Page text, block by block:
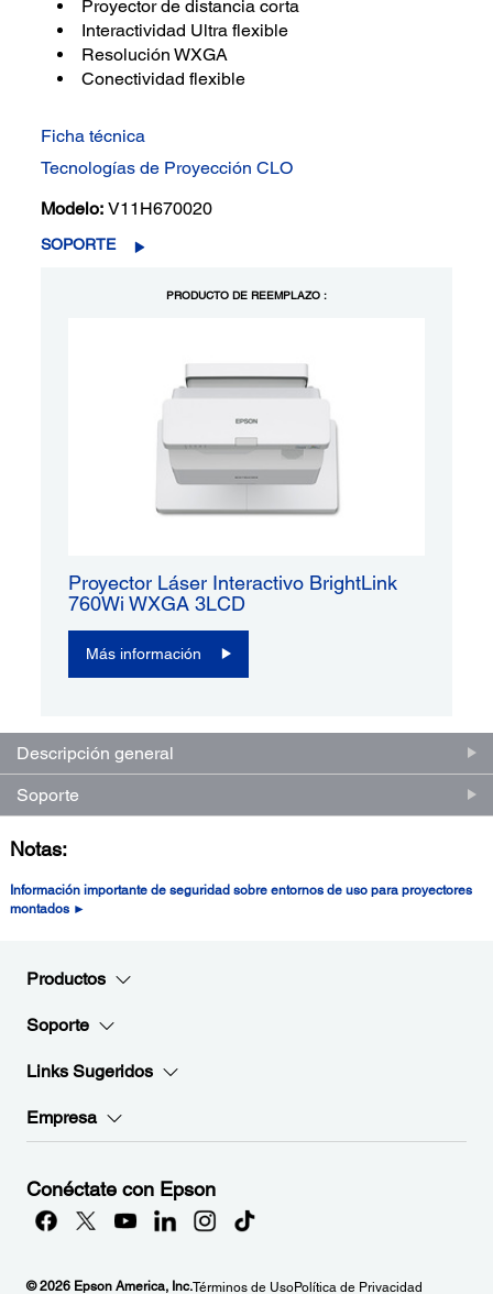
Proyector de distancia corta
Interactividad Ultra flexible
Resolución WXGA
Conectividad flexible
Ficha técnica
Tecnologías de Proyección CLO
Modelo: V11H670020
SOPORTE
PRODUCTO DE REEMPLAZO :
Proyector Láser Interactivo BrightLink
760Wi WXGA 3LCD
Más información
Descripción general
Soporte
Notas:
Información importante de seguridad sobre entornos de uso para proyectores
montados ►
Productos
Soporte
Links Sugeridos
Empresa
Conéctate con Epson
© 2026 Epson America, Inc.Términos de UsoPolítica de Privacidad